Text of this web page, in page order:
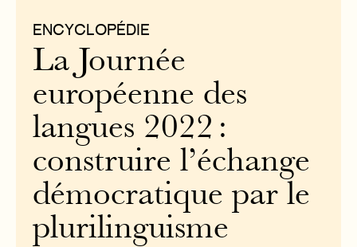
ENCYCLOPÉDIE
La Journée
européenne des
langues 2022 :
construire l’échange
démocratique par le
plurilinguisme